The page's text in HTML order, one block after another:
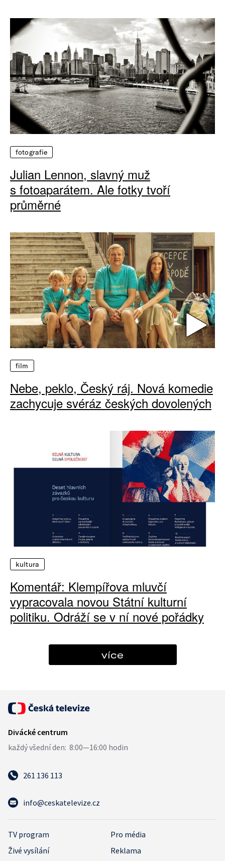
fotografie
Julian Lennon, slavný muž
s fotoaparátem. Ale fotky tvoří
průměrné
film
Nebe, peklo, Český ráj. Nová komedie
zachycuje svéráz českých dovolených
kultura
Komentář: Klempířova mluvčí
vypracovala novou Státní kulturní
politiku. Odráží se v ní nové pořádky
více
261 136 113
info@ceskatelevize.cz
TV program
Pro média
Živé vysílání
Reklama